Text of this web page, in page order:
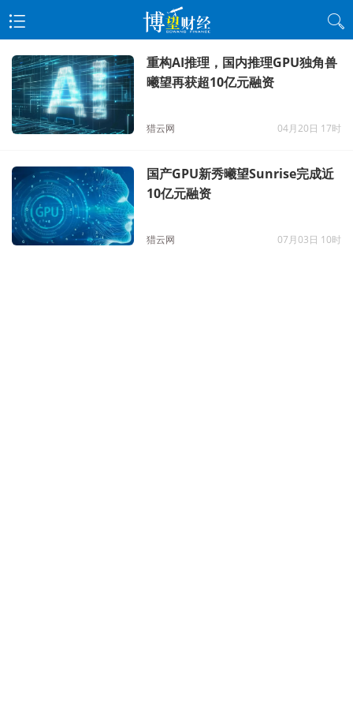
重构AI推理，国内推理GPU独角兽
曦望再获超10亿元融资
猎云网 04月20日 17时
国产GPU新秀曦望Sunrise完成近
10亿元融资
猎云网 07月03日 10时